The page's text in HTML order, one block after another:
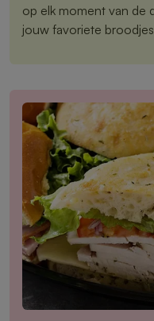
op elk moment van de
jouw favoriete